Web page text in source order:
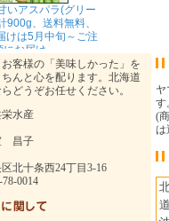
いアスパラ(グリー
900g、送料無料、
けは5月中旬～ご注
にお届け